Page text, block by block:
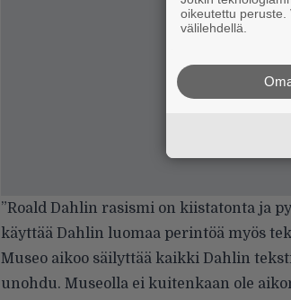
”Roald Dahlin rasismi on kiistatonta ja
käyttää Dahlin luomaa perintöä myös
Museo aikoo säilyttää kaikki Dahlin
unohdu. Museolla ei kuitenkaan ole
oikeutettu peruste.
välilehdellä.